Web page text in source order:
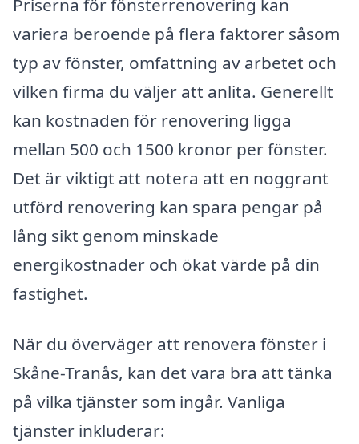
Priserna för fönsterrenovering kan
variera beroende på flera faktorer såsom
typ av fönster, omfattning av arbetet och
vilken firma du väljer att anlita. Generellt
kan kostnaden för renovering ligga
mellan 500 och 1500 kronor per fönster.
Det är viktigt att notera att en noggrant
utförd renovering kan spara pengar på
lång sikt genom minskade
energikostnader och ökat värde på din
fastighet.
När du överväger att renovera fönster i
Skåne-Tranås, kan det vara bra att tänka
på vilka tjänster som ingår. Vanliga
tjänster inkluderar: